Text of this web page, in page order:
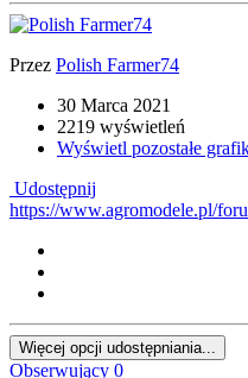
Przez Polish Farmer74
30 Marca 2021
2219 wyświetleń
Wyświetl pozostałe
Udostępnij
https://www.agromodele.pl/
Więcej opcji udostępniania...
Obserwujący 0